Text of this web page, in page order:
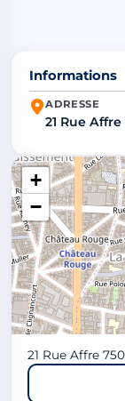
Informations
ADRESSE
21 Rue Affre
+
−
21 Rue Affre